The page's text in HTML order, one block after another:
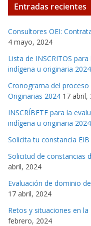
Entradas recientes
Consultores OEI:
4 mayo, 2024
Lista de INSCRITOS
indígena u originaria 2024
Cronograma del
Originarias 2024 17 abril,
INSCRÍBETE para la
indígena u originaria 2024
Solicita tu constancia
Solicitud de constancias
abril, 2024
Evaluación de dominio
17 abril, 2024
Retos y situaciones en
febrero, 2024